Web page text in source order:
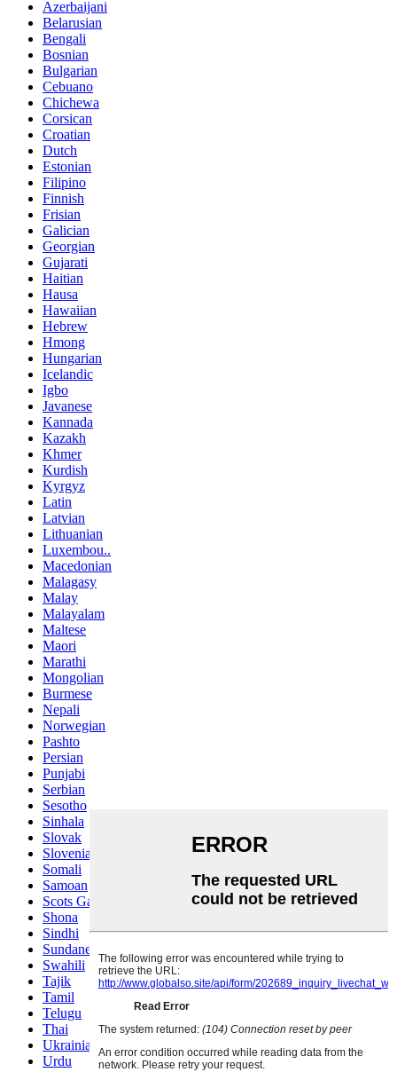
Azerbaijani
Belarusian
Bengali
Bosnian
Bulgarian
Cebuano
Chichewa
Corsican
Croatian
Dutch
Estonian
Filipino
Finnish
Frisian
Galician
Georgian
Gujarati
Haitian
Hausa
Hawaiian
Hebrew
Hmong
Hungarian
Icelandic
Igbo
Javanese
Kannada
Kazakh
Khmer
Kurdish
Kyrgyz
Latin
Latvian
Lithuanian
Luxembou..
Macedonian
Malagasy
Malay
Malayalam
Maltese
Maori
Marathi
Mongolian
Burmese
Nepali
Norwegian
Pashto
Persian
Punjabi
Serbian
Sesotho
Sinhala
Slovak
Slovenian
Somali
Samoan
Scots Gaelic
Shona
Sindhi
Sundanese
Swahili
Tajik
Tamil
Telugu
Thai
Ukrainian
Urdu